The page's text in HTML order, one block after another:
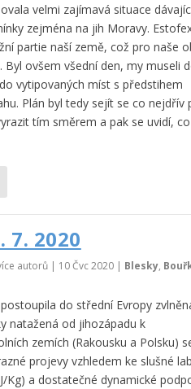
velmi zajímavá situace
zejména na jih Moravy.
partie naší země, což pro naše
Byl ovšem všední den, my museli
vytipovaných míst s předstihem
Plán byl tedy sejít se co nejdřív
tím směrem a pak se uvidí, co
7. 2020
autorů | 10 Čvc 2020| Blesky,
do střední Evropy
natažená od jihozápadu k
zemích (Rakousku a Polsku)
projevy vzhledem ke slušné
Kg) a dostatečné dynamické